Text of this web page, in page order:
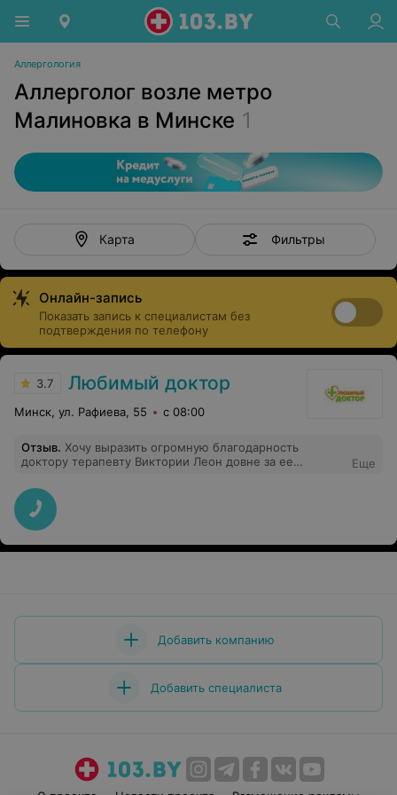
Аллергология
Аллерголог возле метро
Малиновка в Минске 1
Карта Фильтры
Онлайн-запись
Показать запись к специалистам без
подтверждения по телефону
3.7 Любимый доктор
Минск, ул. Рафиева, 55 с 08:00
Отзыв. Хочу выразить огромную благодарность
доктору терапевту Виктории Леон довне за ее
заболеваний. Никогда не назначит ,, от балды, по
стандарту,, а только индивидуально к каждому
человеку.( мнение тех, кто лечился). С ней приятно
даже ,, болеть,, насколько Виктория Л чутка,
сострадательа , тактична и профессиональная во
Еще
Добавить компанию
Добавить специалиста